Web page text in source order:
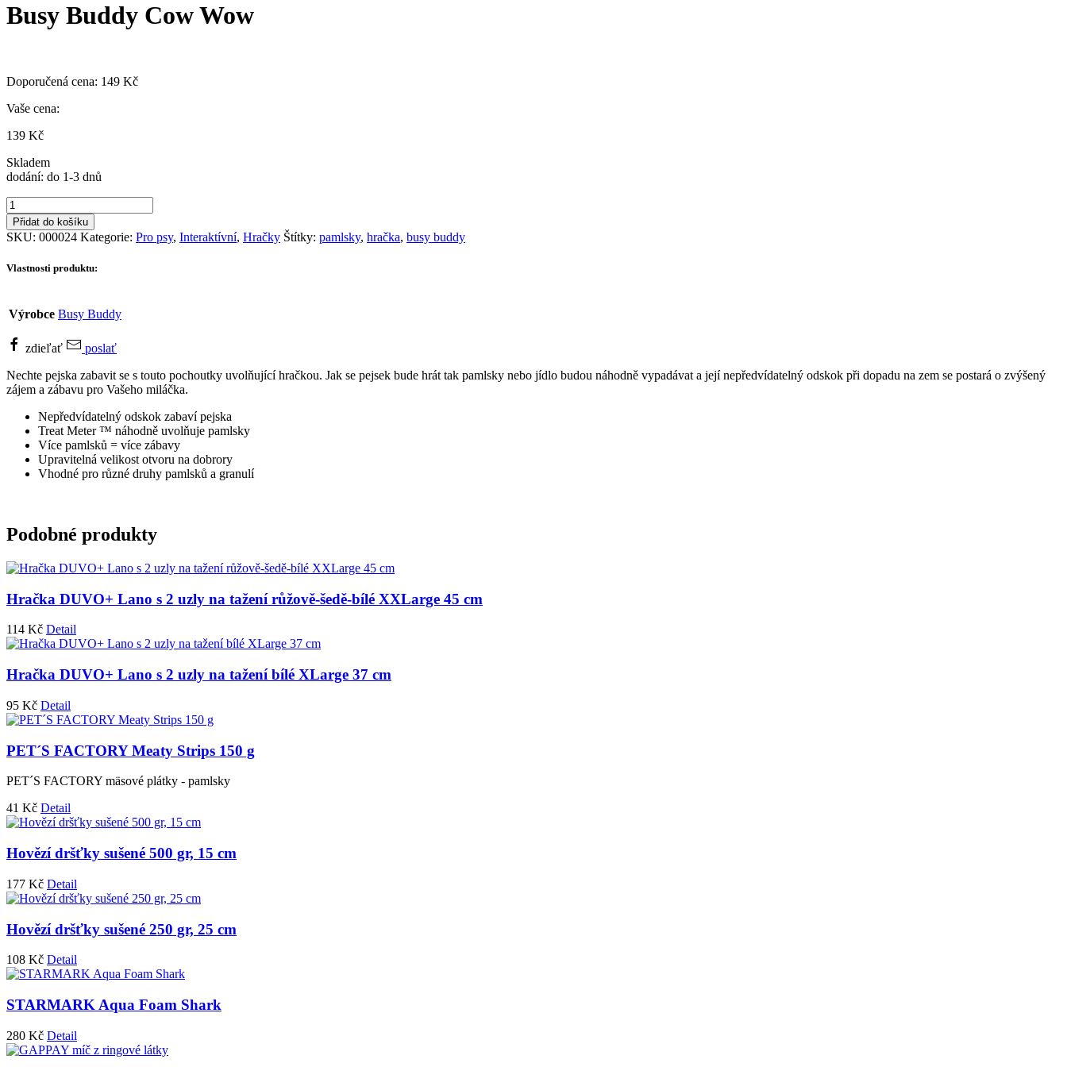
Busy Buddy Cow Wow
Doporučená cena: 149 Kč
Vaše cena:
139 Kč
Skladem
dodání: do 1-3 dnů
Busy
Buddy
Cow
Wow
Přidat do košíku
SKU: 000024 Kategorie: Pro psy, Interaktívní, Hračky Štítky: pamlsky, hračka, busy buddy
Vlastnosti produktu:
Výrobce Busy Buddy
zdieľať
poslať
Nechte pejska zabavit se s touto pochoutky uvolňující hračkou. Jak se pejsek bude hrát tak pamlsky nebo jídlo budou náhodně vypadávat a její nepředvídatelný odskok při dopadu na zem se postará o zvýšený
zájem a zábavu pro Vašeho miláčka.
Nepředvídatelný odskok zabaví pejska
Treat Meter ™ náhodně uvolňuje pamlsky
Více pamlsků = více zábavy
Upravitelná velikost otvoru na dobrory
Vhodné pro různé druhy pamlsků a granulí
Podobné produkty
Hračka DUVO+ Lano s 2 uzly na tažení růžově-šedě-bílé XXLarge 45 cm
114 Kč Detail
Hračka DUVO+ Lano s 2 uzly na tažení bílé XLarge 37 cm
95 Kč Detail
PET´S FACTORY Meaty Strips 150 g
PET´S FACTORY mäsové plátky - pamlsky
41 Kč Detail
Hovězí dršťky sušené 500 gr, 15 cm
177 Kč Detail
Hovězí dršťky sušené 250 gr, 25 cm
108 Kč Detail
STARMARK Aqua Foam Shark
280 Kč Detail